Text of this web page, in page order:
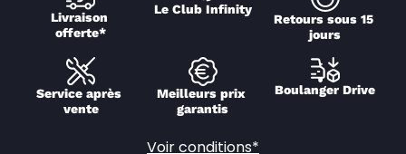
Livraison
offerte*
Le Club Infinity
Retours sous 15
jours
Service après
vente
Meilleurs prix
garantis
Boulanger Drive
Voir conditions*